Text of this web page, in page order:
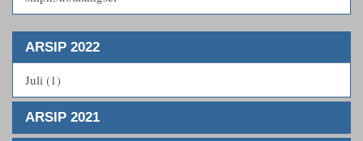
ARSIP 2022
Juli (1)
ARSIP 2021